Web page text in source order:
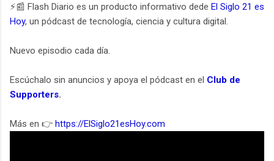
⚡️📰 Flash Diario es un producto informativo dede El Siglo 21 es
Hoy, un pódcast de tecnología, ciencia y cultura digital.
Nuevo episodio cada día.
Escúchalo sin anuncios y apoya el pódcast en el Club de
Supporters.
Más en 👉 https://ElSiglo21esHoy.com